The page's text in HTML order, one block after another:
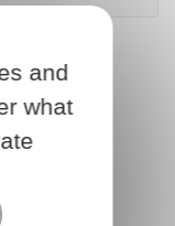
and
what